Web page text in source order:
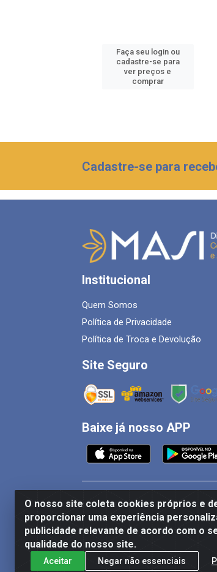
Faça seu login ou
cadastre-se para
ver preços e
comprar
O nosso site coleta cookies próprios e
proporcionar uma experiência
publicidade relevante de acordo com o
qualidade do nosso site.
Aceitar Negar não essenciais
Cadastre-se para
Institucional
Quem Somos
Política de Privacidade
Política de Troca e Devolução
Site Seguro
Baixe já nosso APP